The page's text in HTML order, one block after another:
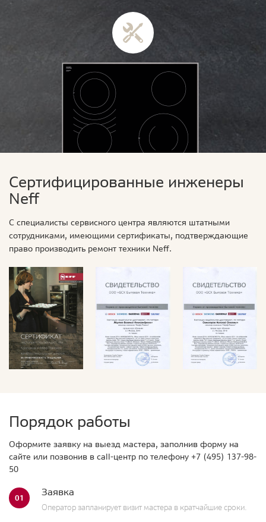
Сертифицированные инженеры
Neff
С специалисты сервисного центра являются штатными
сотрудниками, имеющими сертификаты, подтверждающие
право производить ремонт техники Neff.
Порядок работы
Оформите заявку на выезд мастера, заполнив форму на
сайте или позвонив в call-центр по телефону +7 (495) 137-98-
50
01 Заявка
Оператор запланирует визит мастера в кратчайшие сроки.